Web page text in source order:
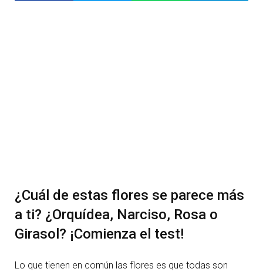
¿Cuál de estas flores se parece más
a ti? ¿Orquídea, Narciso, Rosa o
Girasol? ¡Comienza el test!
Lo que tienen en común las flores es que todas son